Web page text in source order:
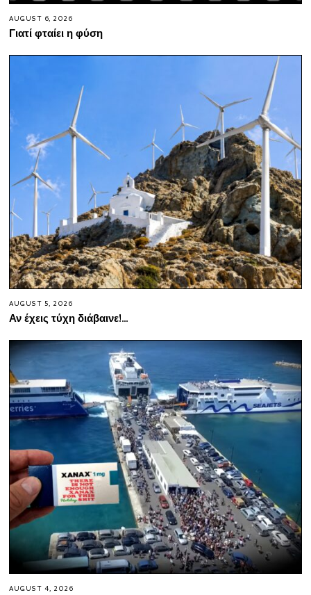
AUGUST 6, 2026
Γιατί φταίει η φύση
AUGUST 5, 2026
Αν έχεις τύχη διάβαινε!…
AUGUST 4, 2026